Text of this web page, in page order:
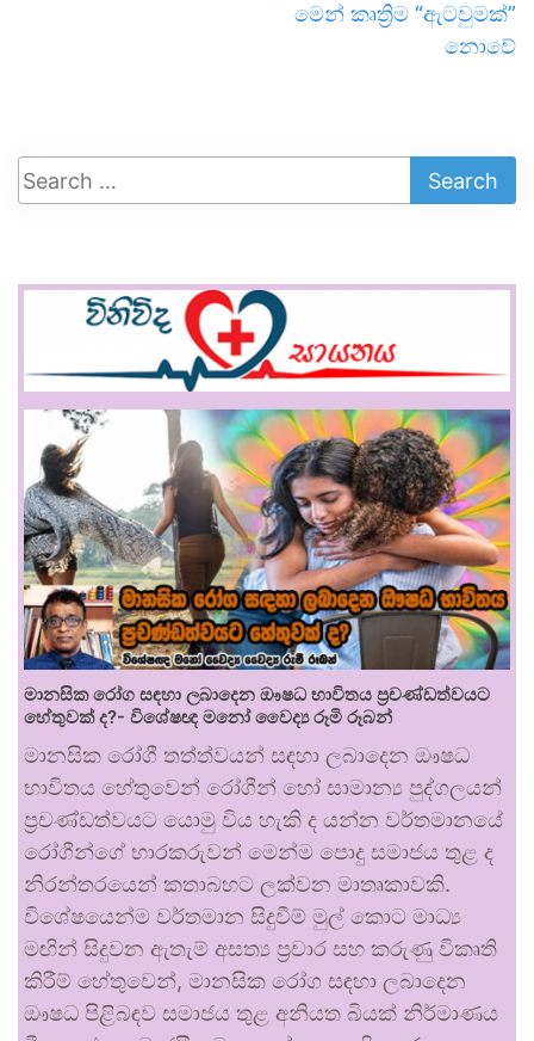
මෙන් කෘත්‍රිම “ඇටවුමක්”
නොවේ
මානසික රෝග සඳහා ලබාදෙන ඖෂධ භාවිතය ප්‍රචණ්ඩත්වයට
හේතුවක් ද?- විශේෂඥ මනෝ වෛද්‍ය රූමි රූබන්
මානසික රෝගී තත්ත්වයන් සඳහා ලබාදෙන ඖෂධ
භාවිතය හේතුවෙන් රෝගීන් හෝ සාමාන්‍ය පුද්ගලයන්
ප්‍රචණ්ඩත්වයට යොමු විය හැකි ද යන්න වර්තමානයේ
රෝගීන්ගේ භාරකරුවන් මෙන්ම පොදු සමාජය තුළ ද
නිරන්තරයෙන් කතාබහට ලක්වන මාතෘකාවකි.
විශේෂයෙන්ම වර්තමාන සිදුවීම් මුල් කොට මාධ්‍ය
මඟින් සිදුවන ඇතැම් අසත්‍ය ප්‍රචාර සහ කරුණු විකෘති
කිරීම් හේතුවෙන්, මානසික රෝග සඳහා ලබාදෙන
ඖෂධ පිළිබඳව සමාජය තුළ අනියත බියක් නිර්මාණය